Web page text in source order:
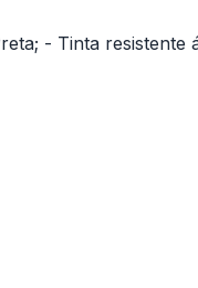
- Tinta resistente